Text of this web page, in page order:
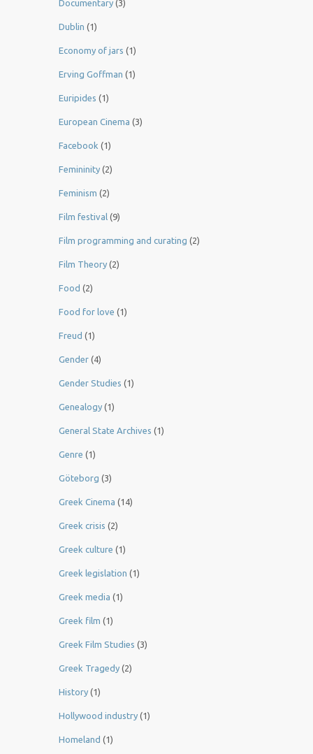
Documentary (3)
Dublin (1)
Economy of jars (1)
Erving Goffman (1)
Euripides (1)
European Cinema (3)
Facebook (1)
Femininity (2)
Feminism (2)
Film festival (9)
Film programming and curating (2)
Film Theory (2)
Food (2)
Food for love (1)
Freud (1)
Gender (4)
Gender Studies (1)
Genealogy (1)
General State Archives (1)
Genre (1)
Göteborg (3)
Greek Cinema (14)
Greek crisis (2)
Greek culture (1)
Greek legislation (1)
Greek media (1)
Greek film (1)
Greek Film Studies (3)
Greek Tragedy (2)
History (1)
Hollywood industry (1)
Homeland (1)